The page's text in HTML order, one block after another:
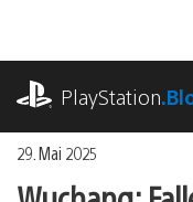
springen
PlayStation
29. Mai 2025